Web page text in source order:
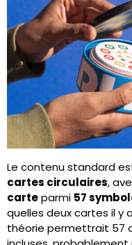
Le contenu standard
cartes circulaires,
carteparmi 57
quelles deux cartes il y
théorie permettrait 57